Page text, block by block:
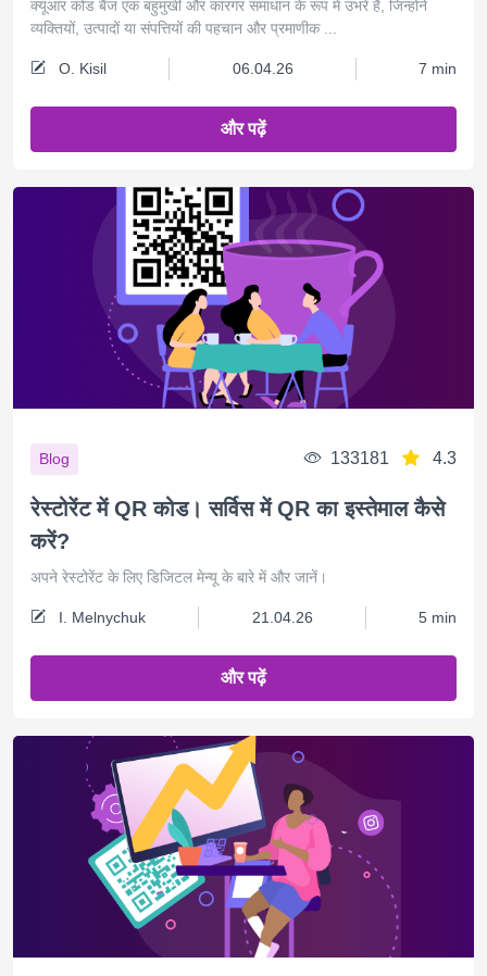
क्यूआर कोड बैज एक बहुमुखी और कारगर समाधान के रूप में उभरे हैं, जिन्होंने
व्यक्तियों, उत्पादों या संपत्तियों की पहचान और प्रमाणीक ...
O. Kisil 06.04.26 7 min
और पढ़ें
Blog 133181 4.3
रेस्टोरेंट में QR कोड। सर्विस में QR का इस्तेमाल कैसे
करें?
अपने रेस्टोरेंट के लिए डिजिटल मेन्यू के बारे में और जानें।
I. Melnychuk 21.04.26 5 min
और पढ़ें